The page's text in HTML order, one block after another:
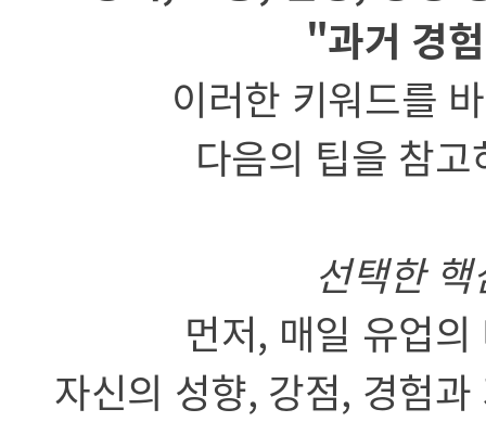
"과거 경
이러한 키워드를
다음의 팁을 참
선택한
먼저, 매일 유업
자신의 성향, 강점, 경험